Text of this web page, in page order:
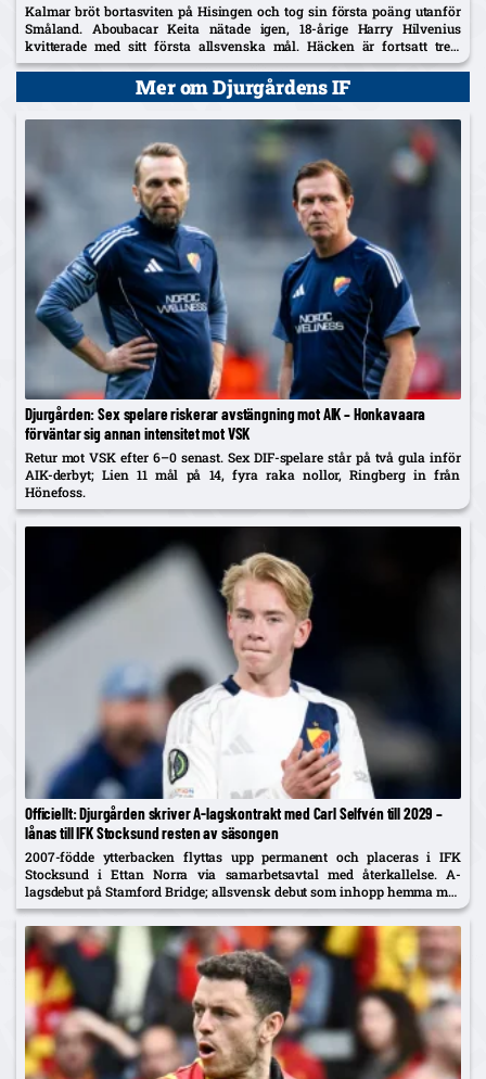
Kalmar bröt bortasviten på Hisingen och tog sin första poäng utanför
Småland. Aboubacar Keita nätade igen, 18-årige Harry Hilvenius
kvitterade med sitt första allsvenska mål. Häcken är fortsatt trea,
Kalmar kliver upp på tionde plats.
Mer om Djurgårdens IF
Djurgården: Sex spelare riskerar avstängning mot AIK – Honkavaara
förväntar sig annan intensitet mot VSK
Retur mot VSK efter 6–0 senast. Sex DIF-spelare står på två gula inför
AIK-derbyt; Lien 11 mål på 14, fyra raka nollor, Ringberg in från
Hönefoss.
Officiellt: Djurgården skriver A-lagskontrakt med Carl Selfvén till 2029 –
lånas till IFK Stocksund resten av säsongen
2007-födde ytterbacken flyttas upp permanent och placeras i IFK
Stocksund i Ettan Norra via samarbetsavtal med återkallelse. A-
lagsdebut på Stamford Bridge; allsvensk debut som inhopp hemma mot
Brommapojkarna i år.